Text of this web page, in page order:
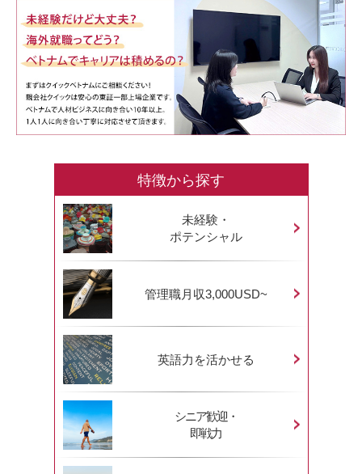
特徴から探す
未経験・
ポテンシャル
管理職月収3,000USD~
英語力を活かせる
シニア歓迎・
即戦力